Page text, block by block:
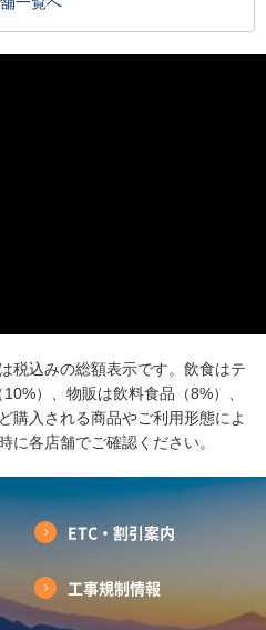
税込みの総額表示です。飲食はテ
）、物販は飲料食品（8%）、
購入される商品やご利用形態によ
に各店舗でご確認ください。
ETC・割引案内
工事規制情報